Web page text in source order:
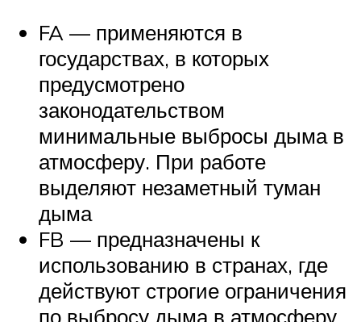
FA — применяются в
государствах, в которых
предусмотрено
законодательством
минимальные выбросы дыма в
атмосферу. При работе
выделяют незаметный туман
дыма
FB — предназначены к
использованию в странах, где
действуют строгие ограничения
по выбросу дыма в атмосферу.